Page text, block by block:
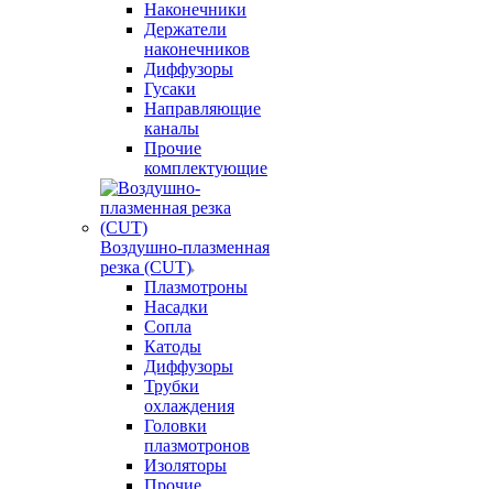
Наконечники
Держатели
наконечников
Диффузоры
Гусаки
Направляющие
каналы
Прочие
комплектующие
Воздушно-плазменная
резка (CUT)
Плазмотроны
Насадки
Сопла
Катоды
Диффузоры
Трубки
охлаждения
Головки
плазмотронов
Изоляторы
Прочие